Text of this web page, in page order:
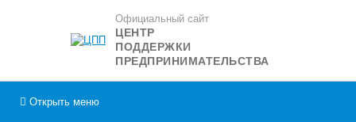
Официальный сайт
ЦЕНТР
ПОДДЕРЖКИ
ПРЕДПРИНИМАТЕЛЬСТВА
Открыть меню